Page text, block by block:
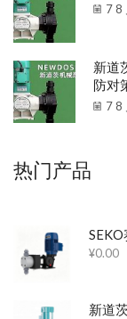
7 8
新道
防对
7 8
热门产品
¥0.00
新道